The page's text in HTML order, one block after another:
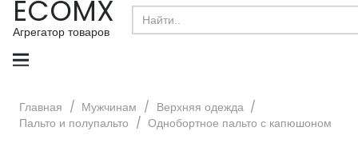
ECOMX
Агрегатор товаров
Search
for:
Главная / Мужчинам / Верхняя одежда /
Пальто и полупальто / Однобортное пальто с капюшоном